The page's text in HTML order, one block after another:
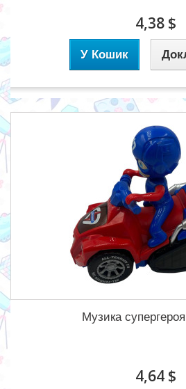
4,38 $
У Кошик
Музика
4,64 $